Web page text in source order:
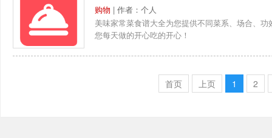
购物 | 作者：个人
美味家常菜食谱大全为您提供不同菜系、场合、
您每天做的开心吃的开心！
首页 上页 1 2